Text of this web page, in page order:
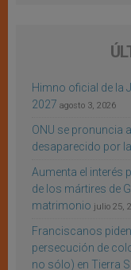
Himno oficial de la
2027 agosto 3, 2026
ONU se pronuncia
desaparecido por
Aumenta el interés
de los mártires de
matrimonio julio 25,
Franciscanos
persecución de
no sólo) en Tierra